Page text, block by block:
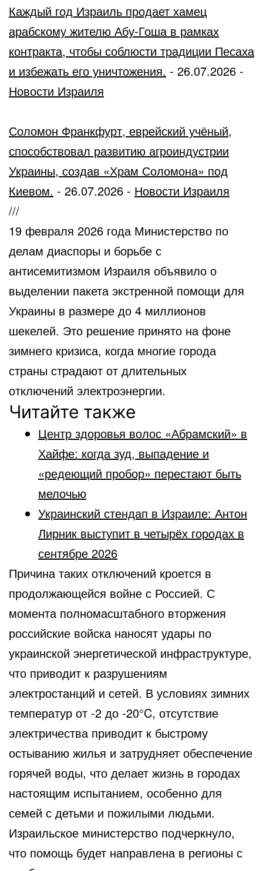
Каждый год Израиль продает хамец
арабскому жителю Абу-Гоша в рамках
контракта, чтобы соблюсти традиции Песаха
и избежать его уничтожения. - 26.07.2026 -
Новости Израиля
Соломон Франкфурт, еврейский учёный,
способствовал развитию агроиндустрии
Украины, создав «Храм Соломона» под
Киевом. - 26.07.2026 - Новости Израиля
///
19 февраля 2026 года Министерство по
делам диаспоры и борьбе с
антисемитизмом Израиля объявило о
выделении пакета экстренной помощи для
Украины в размере до 4 миллионов
шекелей. Это решение принято на фоне
зимнего кризиса, когда многие города
страны страдают от длительных
отключений электроэнергии.
Читайте также
Центр здоровья волос «Абрaмский» в
Хайфе: когда зуд, выпадение и
«редеющий пробор» перестают быть
мелочью
Украинский стендап в Израиле: Антон
Лирник выступит в четырёх городах в
сентябре 2026
Причина таких отключений кроется в
продолжающейся войне с Россией. С
момента полномасштабного вторжения
российские войска наносят удары по
украинской энергетической инфраструктуре,
что приводит к разрушениям
электростанций и сетей. В условиях зимних
температур от -2 до -20°C, отсутствие
электричества приводит к быстрому
остыванию жилья и затрудняет обеспечение
горячей воды, что делает жизнь в городах
настоящим испытанием, особенно для
семей с детьми и пожилыми людьми.
Израильское министерство подчеркнуло,
что помощь будет направлена в регионы с